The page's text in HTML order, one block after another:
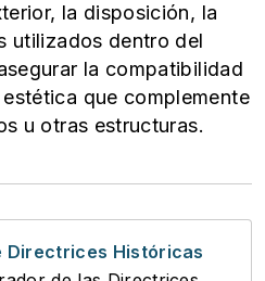
la disposición, la
utilizados dentro del
la compatibilidad
que complemente
u otras estructuras.
Directrices Históricas